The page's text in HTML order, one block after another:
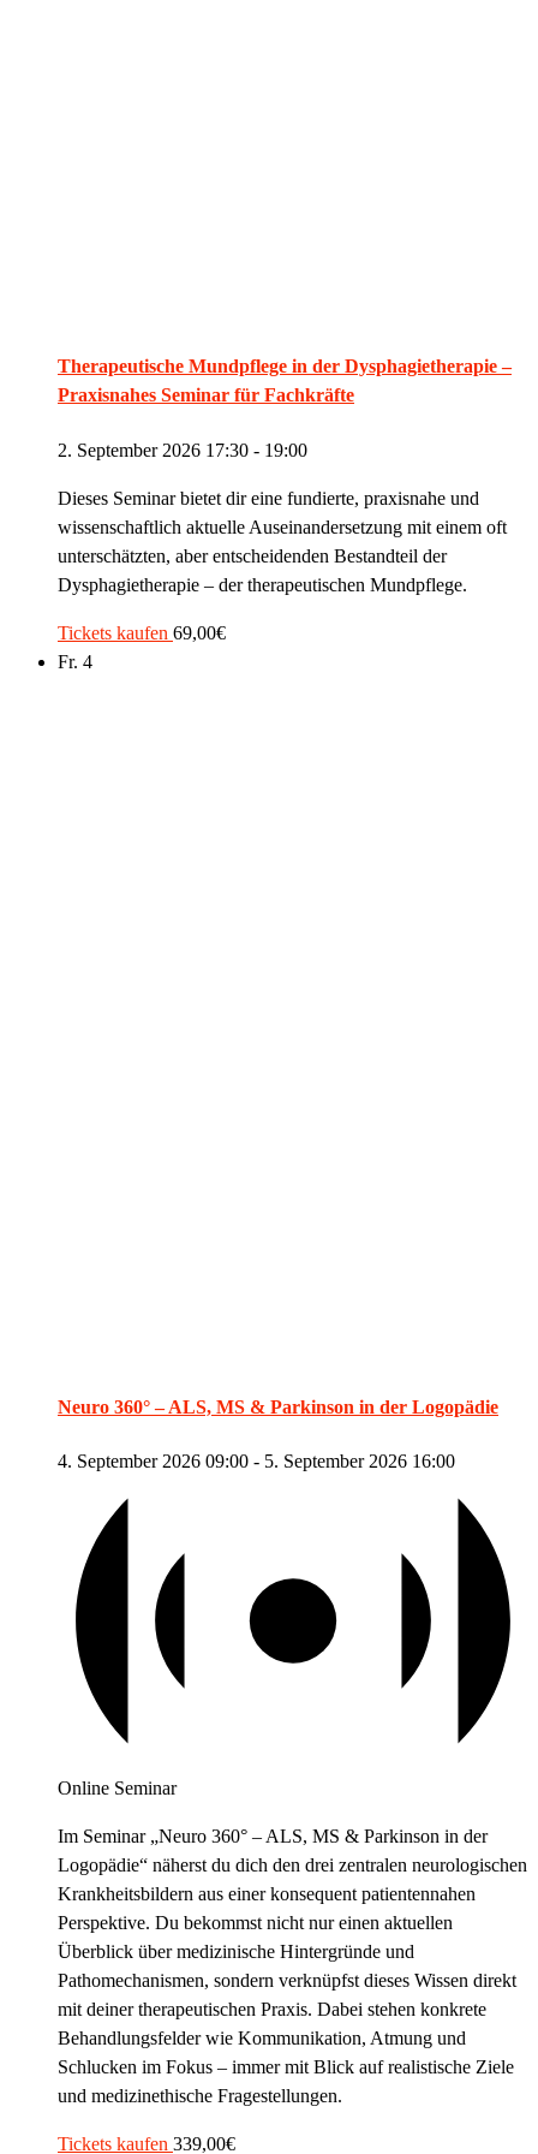
Therapeutische Mundpflege in der Dysphagietherapie –
Praxisnahes Seminar für Fachkräfte
2. September 2026 17:30 - 19:00
Dieses Seminar bietet dir eine fundierte, praxisnahe und
wissenschaftlich aktuelle Auseinandersetzung mit einem oft
unterschätzten, aber entscheidenden Bestandteil der
Dysphagietherapie – der therapeutischen Mundpflege.
Tickets kaufen 69,00€
Fr. 4
Neuro 360° – ALS, MS & Parkinson in der Logopädie
4. September 2026 09:00 - 5. September 2026 16:00
Online Seminar
Im Seminar „Neuro 360° – ALS, MS & Parkinson in der
Logopädie“ näherst du dich den drei zentralen neurologischen
Krankheitsbildern aus einer konsequent patientennahen
Perspektive. Du bekommst nicht nur einen aktuellen
Überblick über medizinische Hintergründe und
Pathomechanismen, sondern verknüpfst dieses Wissen direkt
mit deiner therapeutischen Praxis. Dabei stehen konkrete
Behandlungsfelder wie Kommunikation, Atmung und
Schlucken im Fokus – immer mit Blick auf realistische Ziele
und medizinethische Fragestellungen.
Tickets kaufen 339,00€